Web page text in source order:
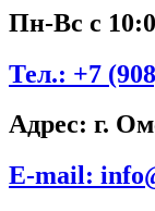
Пн-Вс с
Тел.: +7
Адрес: г.
E-mail: